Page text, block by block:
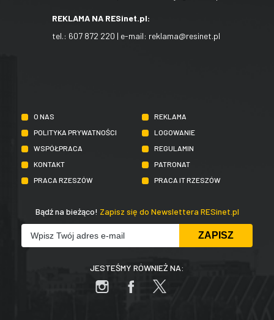
REKLAMA NA RESinet.pl:
tel.: 607 872 220 | e-mail: reklama@resinet.pl
O NAS
REKLAMA
POLITYKA PRYWATNOŚCI
LOGOWANIE
WSPÓŁPRACA
REGULAMIN
KONTAKT
PATRONAT
PRACA RZESZÓW
PRACA IT RZESZÓW
Bądź na bieżąco! Zapisz się do Newslettera RESinet.pl
JESTEŚMY RÓWNIEŻ NA: